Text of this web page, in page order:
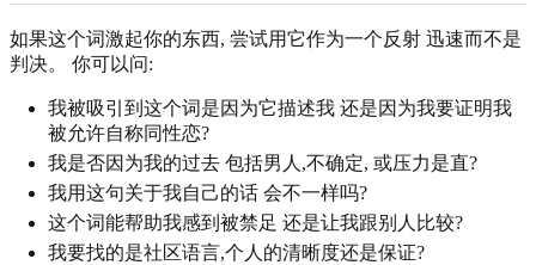
如果这个词激起你的东西, 尝试用它作为一个反射 迅速而不是
判决。 你可以问:
我被吸引到这个词是因为它描述我 还是因为我要证明我
被允许自称同性恋?
我是否因为我的过去 包括男人,不确定, 或压力是直?
我用这句关于我自己的话 会不一样吗?
这个词能帮助我感到被禁足 还是让我跟别人比较?
我要找的是社区语言,个人的清晰度还是保证?